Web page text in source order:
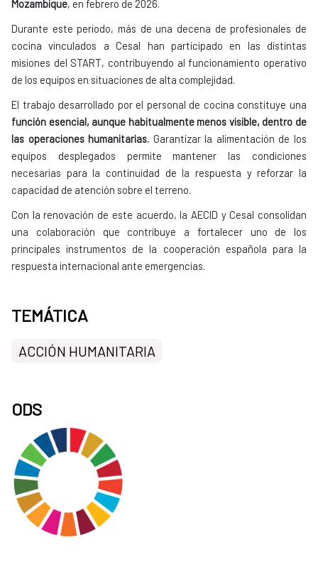
Mozambique, en febrero de 2026.
Durante este periodo, más de una decena de profesionales de
cocina vinculados a Cesal han participado en las distintas
misiones del START, contribuyendo al funcionamiento operativo
de los equipos en situaciones de alta complejidad.
El trabajo desarrollado por el personal de cocina constituye una
función esencial, aunque habitualmente menos visible, dentro de
las operaciones humanitarias. Garantizar la alimentación de los
equipos desplegados permite mantener las condiciones
necesarias para la continuidad de la respuesta y reforzar la
capacidad de atención sobre el terreno.
Con la renovación de este acuerdo, la AECID y Cesal consolidan
una colaboración que contribuye a fortalecer uno de los
principales instrumentos de la cooperación española para la
respuesta internacional ante emergencias.
TEMÁTICA
ACCIÓN HUMANITARIA
ODS